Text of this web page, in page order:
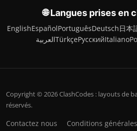
🌐 Langues prises en
EnglishEspañolPortuguêsDeutsch日本
العربيةTürkçeРусскийItaliano
Copyright © 2026 ClashCodes : layouts de
réservés.
Contactez nous Conditions générales